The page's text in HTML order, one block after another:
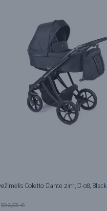
Coletto Dante 2in1, D-08, Black
596,53€